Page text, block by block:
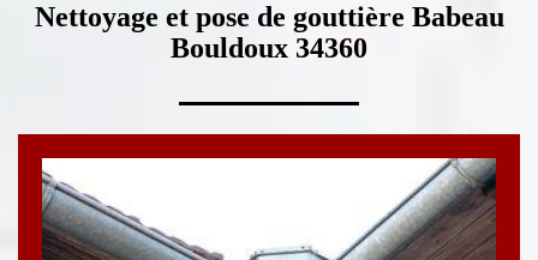
Nettoyage et pose de gouttière Babeau
Bouldoux 34360